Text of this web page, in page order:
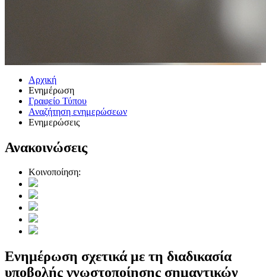
Αρχική
Ενημέρωση
Γραφείο Τύπου
Αναζήτηση ενημερώσεων
Ενημερώσεις
Ανακοινώσεις
Κοινοποίηση:
Ενημέρωση σχετικά με τη διαδικασία
υποβολής γνωστοποίησης σημαντικών